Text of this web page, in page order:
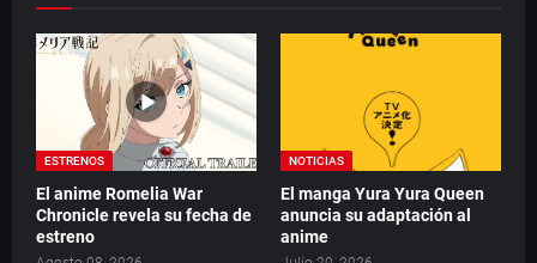
ESTRENOS
El anime Romelia War
Chronicle revela su fecha de
estreno
NOTICIAS
El manga Yura Yura Queen
anuncia su adaptación al
anime